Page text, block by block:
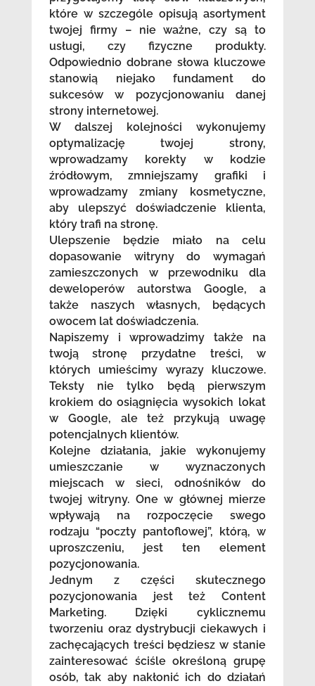
które w szczególe opisują asortyment
twojej firmy – nie ważne, czy są to
usługi, czy fizyczne produkty.
Odpowiednio dobrane słowa kluczowe
stanowią niejako fundament do
sukcesów w pozycjonowaniu danej
strony internetowej.
W dalszej kolejności wykonujemy
optymalizację twojej strony,
wprowadzamy korekty w kodzie
źródłowym, zmniejszamy grafiki i
wprowadzamy zmiany kosmetyczne,
aby ulepszyć doświadczenie klienta,
który trafi na stronę.
Ulepszenie będzie miało na celu
dopasowanie witryny do wymagań
zamieszczonych w przewodniku dla
deweloperów autorstwa Google, a
także naszych własnych, będących
owocem lat doświadczenia.
Napiszemy i wprowadzimy także na
twoją stronę przydatne treści, w
których umieścimy wyrazy kluczowe.
Teksty nie tylko będą pierwszym
krokiem do osiągnięcia wysokich lokat
w Google, ale też przykują uwagę
potencjalnych klientów.
Kolejne działania, jakie wykonujemy
umieszczanie w wyznaczonych
miejscach w sieci, odnośników do
twojej witryny. One w głównej mierze
wpływają na rozpoczęcie swego
rodzaju “poczty pantoflowej”, którą, w
uproszczeniu, jest ten element
pozycjonowania.
Jednym z części skutecznego
pozycjonowania jest też Content
Marketing. Dzięki cyklicznemu
tworzeniu oraz dystrybucji ciekawych i
zachęcających treści będziesz w stanie
zainteresować ściśle określoną grupę
osób, tak aby nakłonić ich do działań